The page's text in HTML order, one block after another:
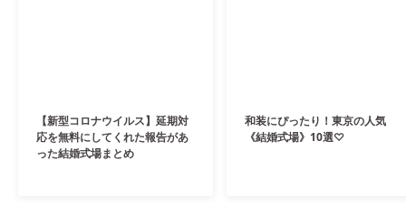
【新型コロナウイルス】延期対
応を無料にしてくれた報告があ
った結婚式場まとめ
和装にぴったり！東京の人気
《結婚式場》10選♡